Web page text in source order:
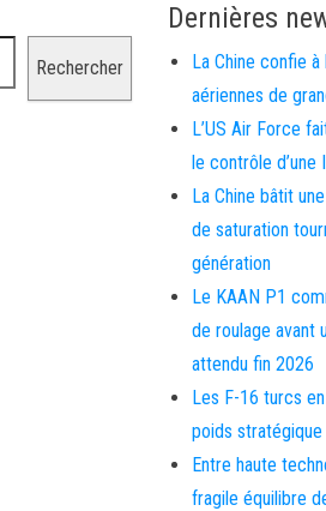
Rechercher
Dernières
La Chine confie à
aériennes de
L’US Air Force
le contrôle d’une
La Chine bâtit
de saturation
génération
Le KAAN P1
de roulage avant
attendu fin 2026
Les F-16 turcs
poids stratégique
Entre haute
fragile équilibre